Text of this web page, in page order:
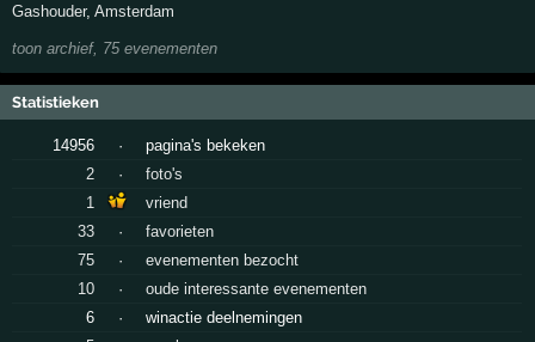
Gashouder,Amsterdam
toon archief, 75 evenementen
Statistieken
14956 ·
pagina's bekeken
2
·
foto's
1
vriend
33
·
favorieten
75
·
evenementen bezocht
10
·
oude interessante evenementen
6
·
winactie deelnemingen